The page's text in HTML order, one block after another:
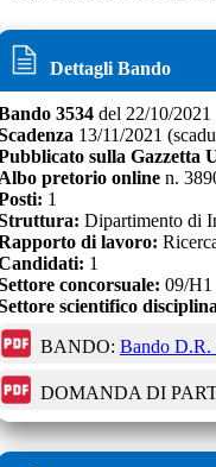
Dettagli Bando
3534 del 22/10/2021
13/11/2021
sulla Gazzetta
pretorio online n.
1
Dipartimento di
di lavoro:
1
concorsuale: 09/H1
scientifico
BANDO: Bando
DOMANDA DI